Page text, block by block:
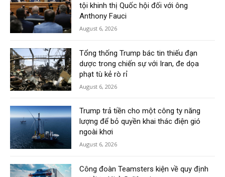
tội khinh thị Quốc hội đối với ông
Anthony Fauci
August 6, 2026
Tổng thống Trump bác tin thiếu đạn
dược trong chiến sự với Iran, đe dọa
phạt tù kẻ rò rỉ
August 6, 2026
Trump trả tiền cho một công ty năng
lượng để bỏ quyền khai thác điện gió
ngoài khơi
August 6, 2026
Công đoàn Teamsters kiện về quy định